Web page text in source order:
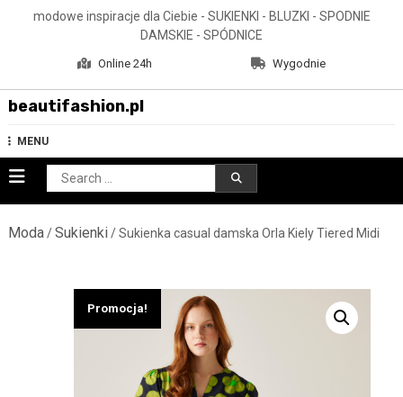
modowe inspiracje dla Ciebie - SUKIENKI - BLUZKI - SPODNIE
DAMSKIE - SPÓDNICE
Online 24h Wygodnie
beautifashion.pl
MENU
Search
for:
Moda/Sukienki/ Sukienka casual damska Orla Kiely Tiered Midi
Promocja!